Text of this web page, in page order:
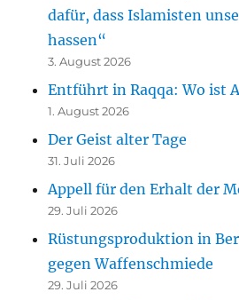
dafür, dass Islamisten
hassen“
3. August 2026
Entführt in Raqqa: Wo ist
1. August 2026
Der Geist alter Tage
31. Juli 2026
Appell für den Erhalt der
29. Juli 2026
Rüstungsproduktion in
gegen Waffenschmiede
29. Juli 2026